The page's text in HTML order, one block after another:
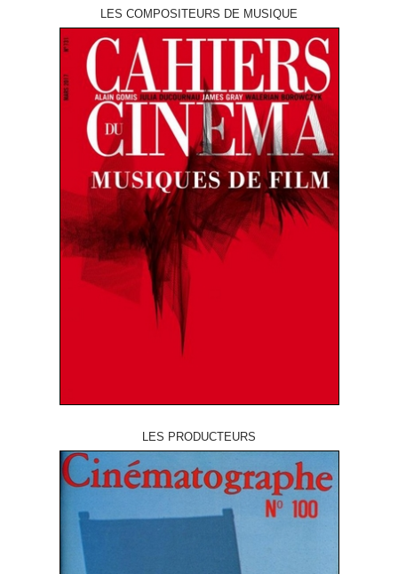
LES COMPOSITEURS DE MUSIQUE
LES PRODUCTEURS